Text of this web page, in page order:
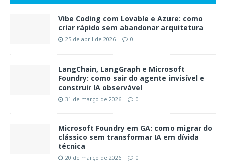
Vibe Coding com Lovable e Azure: como
criar rápido sem abandonar arquitetura
25 de abril de 2026 0
LangChain, LangGraph e Microsoft
Foundry: como sair do agente invisível e
construir IA observável
31 de março de 2026 0
Microsoft Foundry em GA: como migrar do
clássico sem transformar IA em dívida
técnica
20 de março de 2026 0